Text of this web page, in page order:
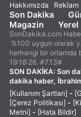
Hakkımızda Reklam
Son Dakika
Magazin
Yerel
SonDakika.com
%100 uygun olarak
herhangi bir ortamda
19:18:26. #7.13#
SON DAKİKA: Son
dakika haber,
[Kullanım Şartları] -
[Çerez Politikası] -
Metni] - [Hata Bildir]